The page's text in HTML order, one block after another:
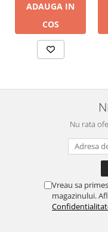
ADAUGA IN
COS
Nu rata
Vreau sa
magazinului.